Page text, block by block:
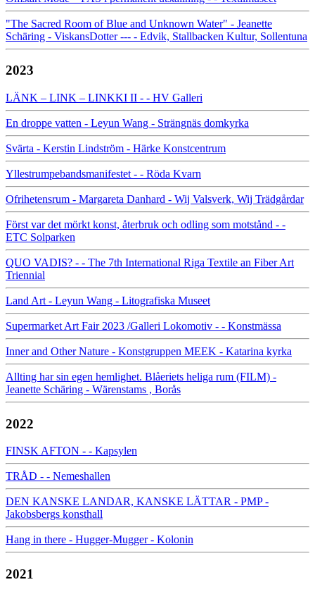
"The Sacred Room of Blue and Unknown Water" - Jeanette
Schäring - ViskansDotter --- - Edvik, Stallbacken Kultur, Sollentuna
2023
LÄNK – LINK – LINKKI II - - HV Galleri
En droppe vatten - Leyun Wang - Strängnäs domkyrka
Svärta - Kerstin Lindström - Härke Konstcentrum
Yllestrumpebandsmanifestet - - Röda Kvarn
Ofrihetensrum - Margareta Danhard - Wij Valsverk, Wij Trädgårdar
Först var det mörkt konst, återbruk och odling som motstånd - -
ETC Solparken
QUO VADIS? - - The 7th International Riga Textile an Fiber Art
Triennial
Land Art - Leyun Wang - Litografiska Museet
Supermarket Art Fair 2023 /Galleri Lokomotiv - - Konstmässa
Inner and Other Nature - Konstgruppen MEEK - Katarina kyrka
Allting har sin egen hemlighet. Blåeriets heliga rum (FILM) -
Jeanette Schäring - Wärenstams , Borås
2022
FINSK AFTON - - Kapsylen
TRÅD - - Nemeshallen
DEN KANSKE LANDAR, KANSKE LÄTTAR - PMP -
Jakobsbergs konsthall
Hang in there - Hugger-Mugger - Kolonin
2021